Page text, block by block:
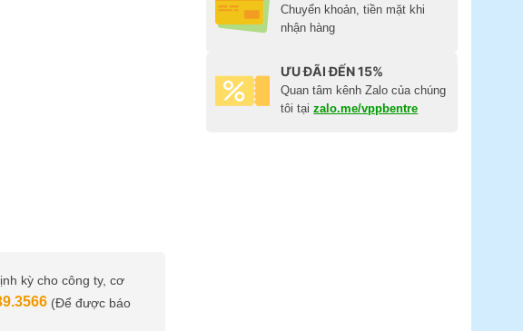
kỳ cho công ty, cơ
(Để được báo
Chuyển khoản, tiền mặt khi
nhận hàng
ƯU ĐÃI ĐẾN 15%
Quan tâm kênh Zalo của chúng
tôi tạizalo.me/vppbentre